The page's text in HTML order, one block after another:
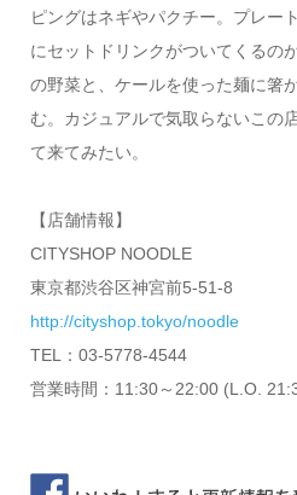
ピングはネギやパクチー。プレー
にセットドリンクがついてくるの
の野菜と、ケールを使った麺に箸
む。カジュアルで気取らないこの
て来てみたい。
【店舗情報】
CITYSHOP NOODLE
東京都渋谷区神宮前5-51-8
http://cityshop.tokyo/noodle
TEL：03-5778-4544
営業時間：11:30～22:00 (L.O.